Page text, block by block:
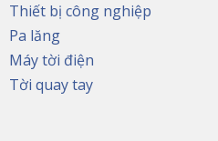
Thiết bị công nghiệp
Pa lăng
Máy tời điện
Tời quay tay